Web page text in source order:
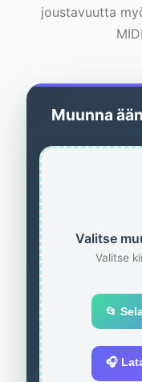
joustavuutta
Muunna
Valitse
Valitse
📂
🎧